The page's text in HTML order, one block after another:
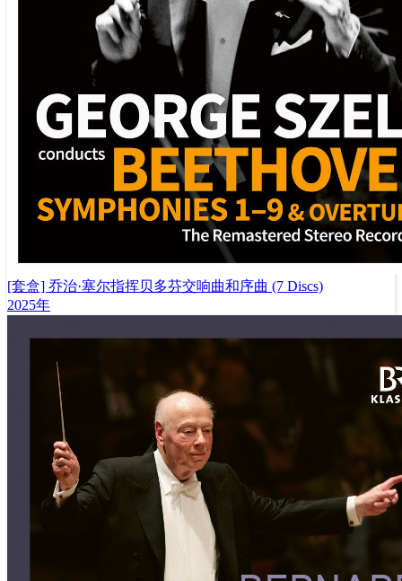
[套盒] 乔治·塞尔指挥贝多芬交响曲和序曲 (7 Discs)
2025年